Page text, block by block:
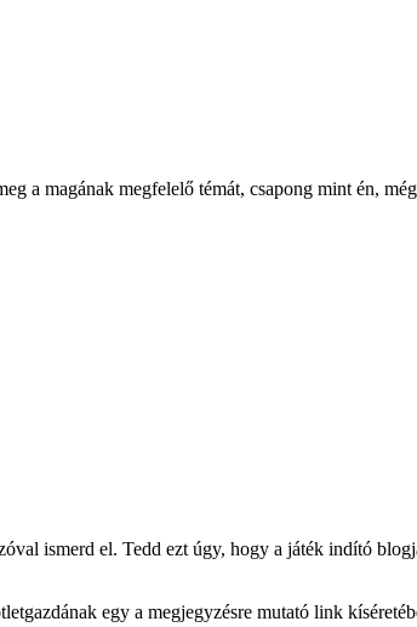
a magának megfelelő témát, csapong mint én,
ismerd el. Tedd ezt úgy, hogy a játék indító
egy a megjegyzésre mutató link